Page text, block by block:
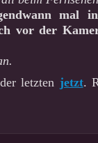
mal
vor der
letzten jetzt.